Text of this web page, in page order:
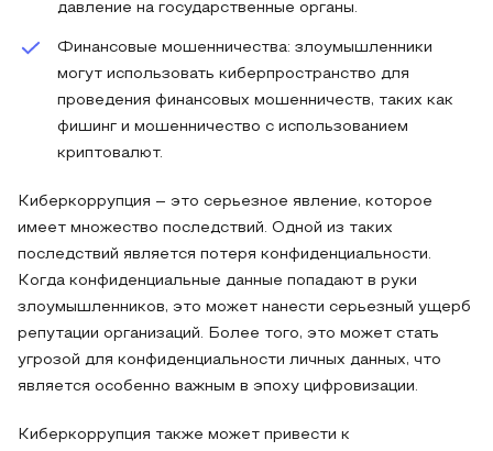
давление на государственные органы.
Финансовые мошенничества: злоумышленники
могут использовать киберпространство для
проведения финансовых мошенничеств, таких как
фишинг и мошенничество с использованием
криптовалют.
Киберкоррупция – это серьезное явление, которое
имеет множество последствий. Одной из таких
последствий является потеря конфиденциальности.
Когда конфиденциальные данные попадают в руки
злоумышленников, это может нанести серьезный ущерб
репутации организаций. Более того, это может стать
угрозой для конфиденциальности личных данных, что
является особенно важным в эпоху цифровизации.
Киберкоррупция также может привести к